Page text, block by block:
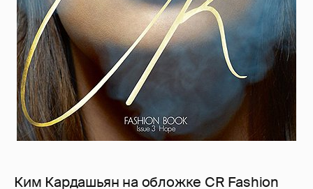
Ким Кардашьян на обложке CR Fashion